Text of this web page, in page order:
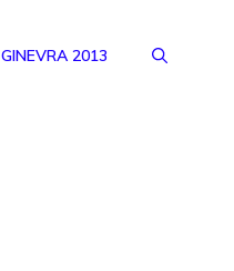
GINEVRA 2013